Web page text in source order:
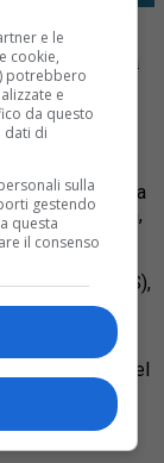
Fonte preferita
Stellantis,
Torino. Lo ha
frattempo
in cui ha
leggera (60m,
5000m),
Padel
– CEDAS),
nelle sedi
storiche sedi del
dall’ex Fiat. É
e le
cookie,
potrebbero
e
da questo
dati di
sulla
gestendo
questa
il consenso